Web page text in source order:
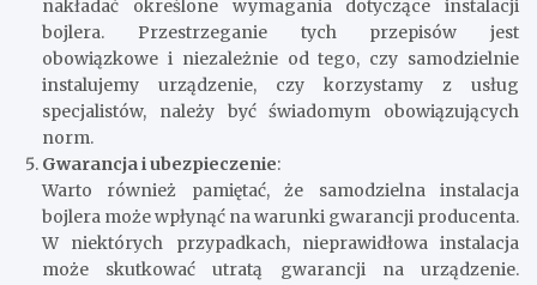
nakładać określone wymagania dotyczące instalacji
bojlera. Przestrzeganie tych przepisów jest
obowiązkowe i niezależnie od tego, czy samodzielnie
instalujemy urządzenie, czy korzystamy z usług
specjalistów, należy być świadomym obowiązujących
norm.
Gwarancja i ubezpieczenie:
Warto również pamiętać, że samodzielna instalacja
bojlera może wpłynąć na warunki gwarancji producenta.
W niektórych przypadkach, nieprawidłowa instalacja
może skutkować utratą gwarancji na urządzenie.